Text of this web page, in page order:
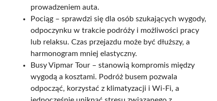
prowadzeniem auta.
Pociąg – sprawdzi się dla osób szukających wygody,
odpoczynku w trakcie podróży i możliwości pracy
lub relaksu. Czas przejazdu może być dłuższy, a
harmonogram mniej elastyczny.
Busy Vipmar Tour – stanowią kompromis między
wygodą a kosztami. Podróż busem pozwala
odpocząć, korzystać z klimatyzacji i Wi-Fi, a